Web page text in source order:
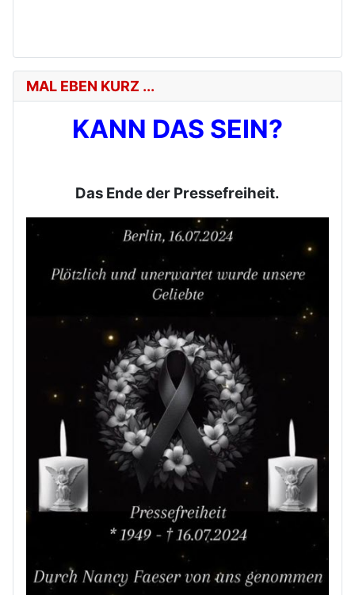
MAL EBEN KURZ ...
KANN DAS SEIN?
Das Ende der Pressefreiheit.